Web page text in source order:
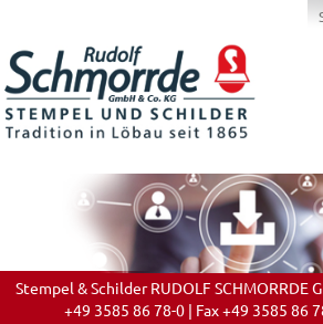
Stempel & Schilder RUDOLF SCHMORRDE
+49 3585 86 78-0 | Fax +49 3585 86